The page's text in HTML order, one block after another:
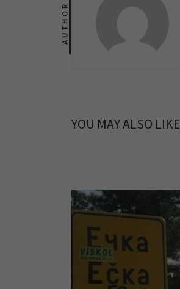
AUTHOR
YOU MAY ALSO LIKE